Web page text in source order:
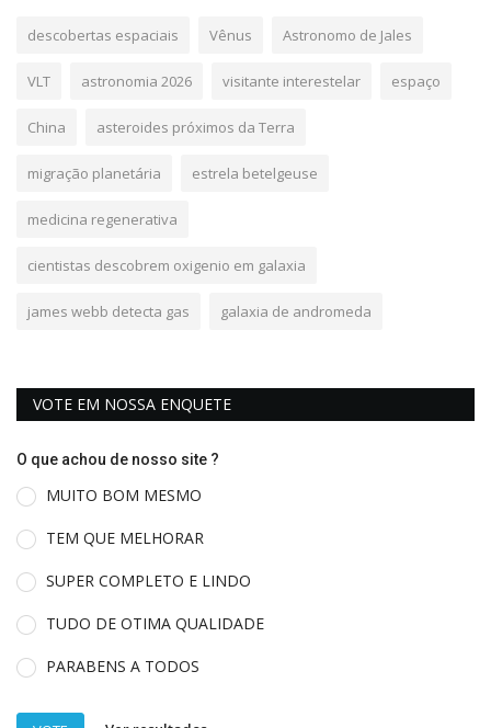
descobertas espaciais Vênus Astronomo de Jales
VLT astronomia 2026 visitante interestelar espaço
China asteroides próximos da Terra
migração planetária estrela betelgeuse
medicina regenerativa
cientistas descobrem oxigenio em galaxia
james webb detecta gas galaxia de andromeda
VOTE EM NOSSA ENQUETE
O que achou de nosso site ?
MUITO BOM MESMO
TEM QUE MELHORAR
SUPER COMPLETO E LINDO
TUDO DE OTIMA QUALIDADE
PARABENS A TODOS